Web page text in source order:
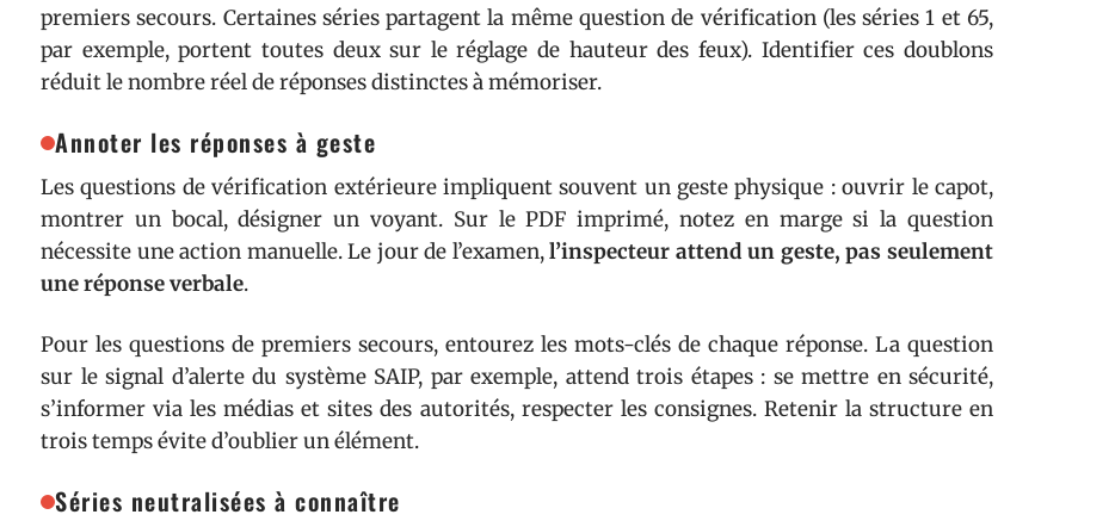
premiers secours. Certaines séries partagent la même question de vérification (les séries 1 et 65,
par exemple, portent toutes deux sur le réglage de hauteur des feux). Identifier ces doublons
réduit le nombre réel de réponses distinctes à mémoriser.
Annoter les réponses à geste
Les questions de vérification extérieure impliquent souvent un geste physique : ouvrir le capot,
montrer un bocal, désigner un voyant. Sur le PDF imprimé, notez en marge si la question
nécessite une action manuelle. Le jour de l’examen,l’inspecteur attend un geste, pas seulement
une réponse verbale.
Pour les questions de premiers secours, entourez les mots-clés de chaque réponse. La question
sur le signal d’alerte du système SAIP, par exemple, attend trois étapes : se mettre en sécurité,
s’informer via les médias et sites des autorités, respecter les consignes. Retenir la structure en
trois temps évite d’oublier un élément.
Séries neutralisées à connaître